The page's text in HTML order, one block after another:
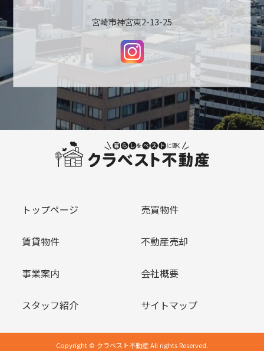
宮崎市神宮東2-13-25
トップページ 売買物件
賃貸物件 不動産売却
事業案内 会社概要
スタッフ紹介 サイトマップ
Copyright © クラベスト不動産 All rights Reserved.